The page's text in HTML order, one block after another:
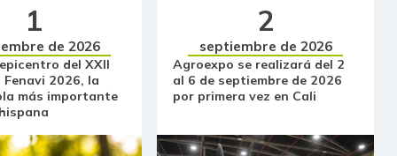
$ 2.833,00 -$ 109,00 -3,70%
$ 1.926,50 -$ 87,50 -4,34%
1
de 2026
del XXII
Fenavi 2026, la
más importante
2
septiembre de 2026
Agroexpo se realizará del 2
al 6 de septiembre de 2026
por primera vez en Cali